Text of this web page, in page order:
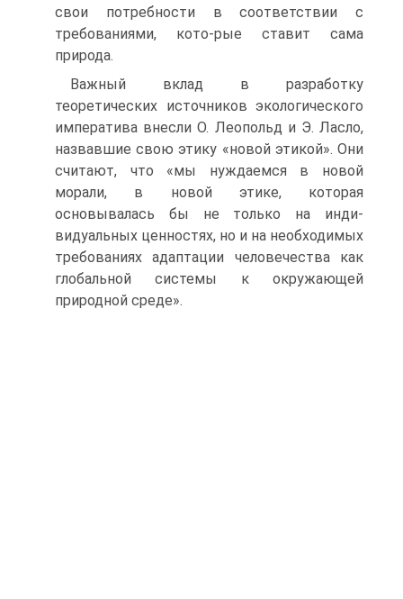
свои потребности в соответствии с
требованиями, кото-рые ставит сама
природа.
Важный вклад в разработку
теоретических источников экологического
императива внесли О. Леопольд и Э. Ласло,
назвавшие свою этику «новой этикой». Они
считают, что «мы нуждаемся в новой
морали, в новой этике, которая
основывалась бы не только на инди­
видуальных ценностях, но и на необходимых
требованиях адаптации человечества как
гло­бальной системы к окружающей
природной среде».